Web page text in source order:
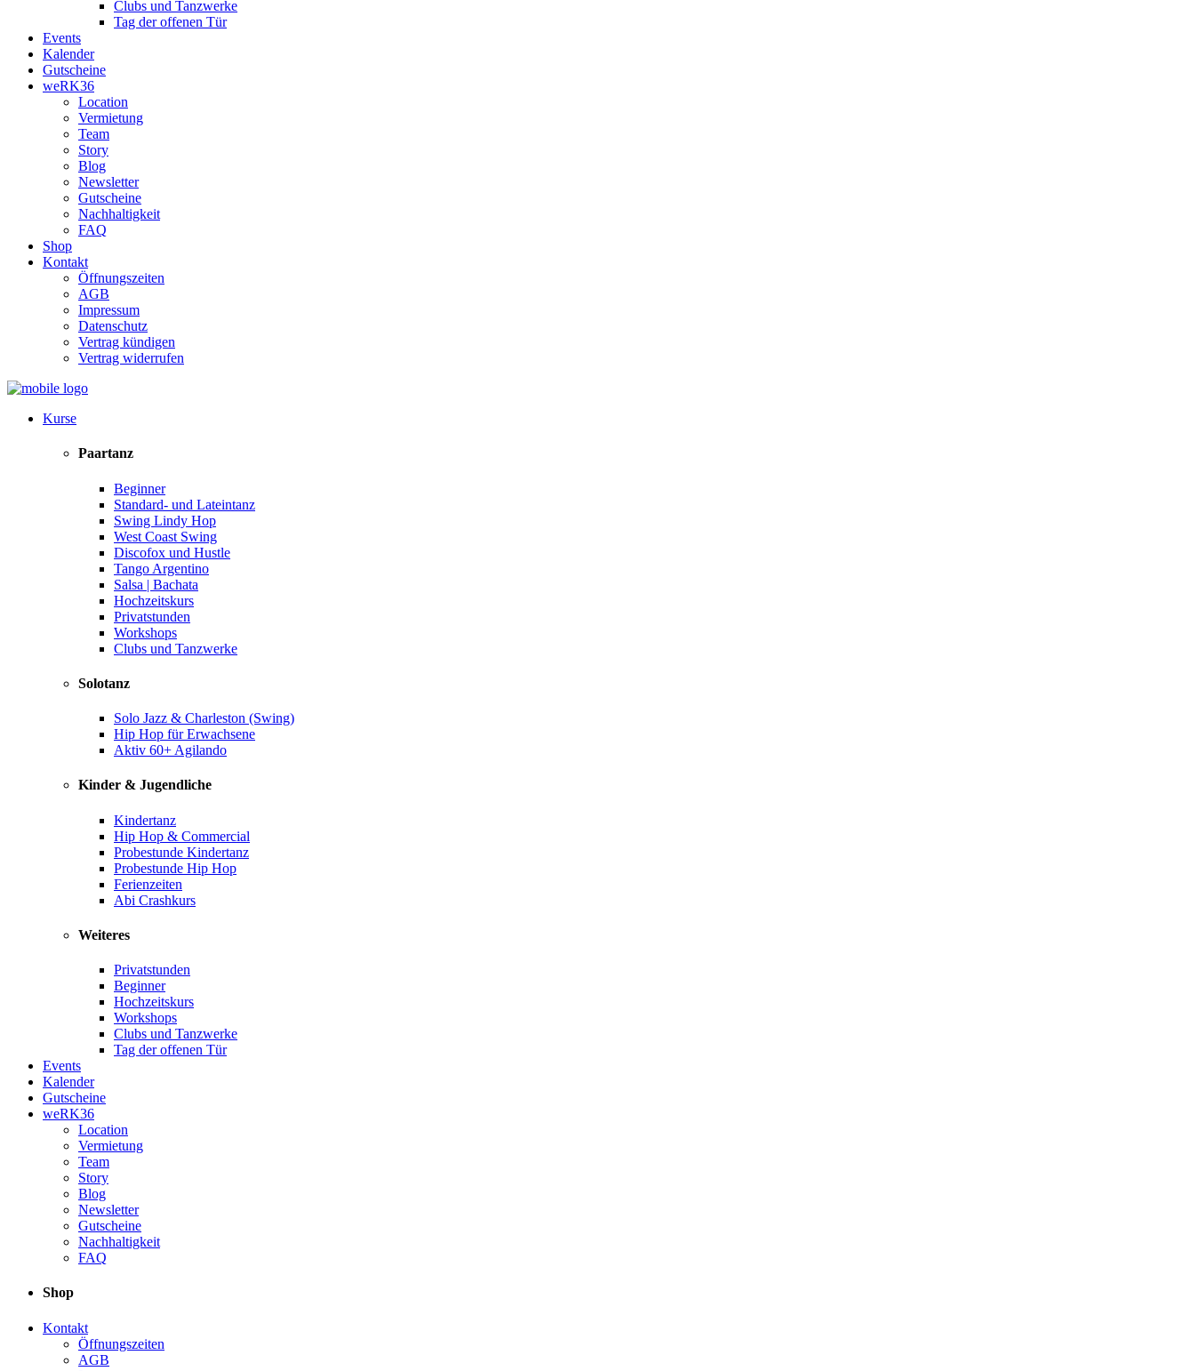
Clubs und Tanzwerke
Tag der offenen Tür
Events
Kalender
Gutscheine
weRK36
Location
Vermietung
Team
Story
Blog
Newsletter
Gutscheine
Nachhaltigkeit
FAQ
Shop
Kontakt
Öffnungszeiten
AGB
Impressum
Datenschutz
Vertrag kündigen
Vertrag widerrufen
Kurse
Paartanz
Beginner
Standard- und Lateintanz
Swing Lindy Hop
West Coast Swing
Discofox und Hustle
Tango Argentino
Salsa | Bachata
Hochzeitskurs
Privatstunden
Workshops
Clubs und Tanzwerke
Solotanz
Solo Jazz & Charleston (Swing)
Hip Hop für Erwachsene
Aktiv 60+ Agilando
Kinder & Jugendliche
Kindertanz
Hip Hop & Commercial
Probestunde Kindertanz
Probestunde Hip Hop
Ferienzeiten
Abi Crashkurs
Weiteres
Privatstunden
Beginner
Hochzeitskurs
Workshops
Clubs und Tanzwerke
Tag der offenen Tür
Events
Kalender
Gutscheine
weRK36
Location
Vermietung
Team
Story
Blog
Newsletter
Gutscheine
Nachhaltigkeit
FAQ
Shop
Kontakt
Öffnungszeiten
AGB